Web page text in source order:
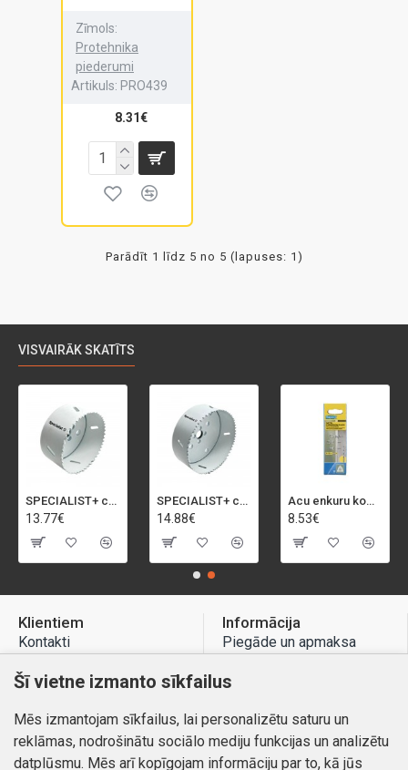
Zīmols:
Protehnika
piederumi
Artikuls: PRO439
8.31€
Parādīt 1 līdz 5 no 5 (lapuses: 1)
VISVAIRĀK SKATĪTS
SPECIALIST+ caurumu zāģis BI-METAL, 92 mm
13.77€
SPECIALIST+ caurumu zāģis BI-METAL, 98 mm
14.88€
Acu enkuru komplekts, 3-13 mm, Rapid, 12 gab.
8.53€
Klientiem
Kontakti
Preču atgriešana
Mans profils
Pasūtījumi
Informācija
Piegāde un apmaksa
Atteikuma tiesības
Kontakti
Šī vietne izmanto sīkfailus
Mēs izmantojam sīkfailus, lai personalizētu saturu un
reklāmas, nodrošinātu sociālo mediju funkcijas un analizētu
datplūsmu. Mēs arī kopīgojam informāciju par to, kā jūs